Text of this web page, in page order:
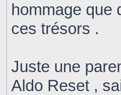
hommage que
ces trésors .
Juste une
Aldo Reset ,